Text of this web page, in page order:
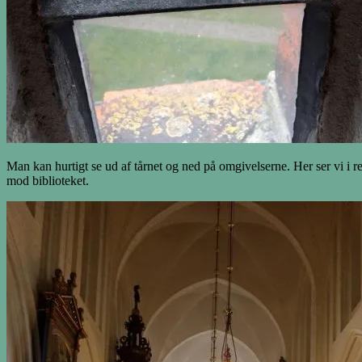
Man kan hurtigt se ud af tårnet og ned på omgivelserne. Her ser vi i
mod biblioteket.